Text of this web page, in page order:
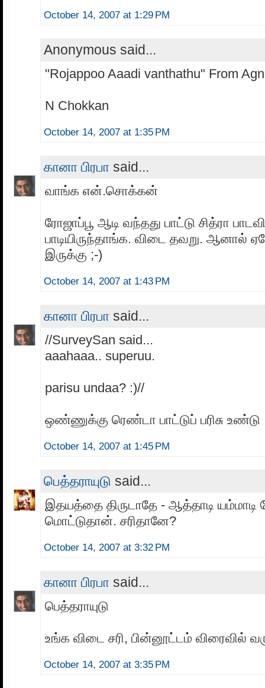
October 14, 2007 at 1:29 PM
Anonymous said...
"Rojappoo Aaadi vanthathu" From
N Chokkan
October 14, 2007 at 1:35 PM
கானா பிரபா said...
வாங்க என்.சொக்கன்
ரோஜாப்பூ ஆடி வந்தது பாட்டு சித்ரா
பாடியிருந்தாங்க. விடை தவறு. ஆனால்
இருக்கு ;-)
October 14, 2007 at 1:43 PM
கானா பிரபா said...
//SurveySan said...
aaahaaa.. superuu.
parisu undaa? :)//
ஒண்ணுக்கு ரெண்டா பாட்டுப் பரிசு உண்டு
October 14, 2007 at 1:45 PM
பெத்தராயுடு said...
இதயத்தை திருடாதே - ஆத்தாடி யம்மாடி
மொட்டுதான். சரிதானே?
October 14, 2007 at 3:32 PM
கானா பிரபா said...
பெத்தராயுடு
உங்க விடை சரி, பின்னூட்டம் விரைவில்
October 14, 2007 at 3:35 PM